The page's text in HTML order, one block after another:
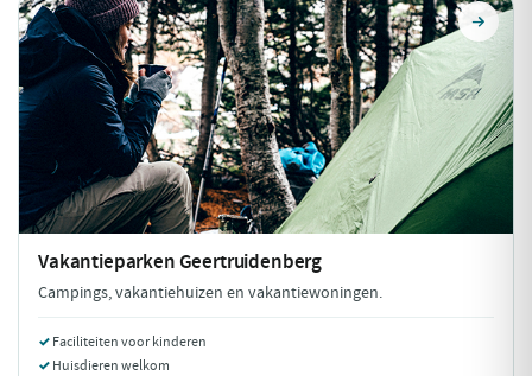
VakantieparkenGeertruidenberg
Campings, vakantiehuizen en vakantiewoningen.
Faciliteiten voor kinderen
Huisdieren welkom